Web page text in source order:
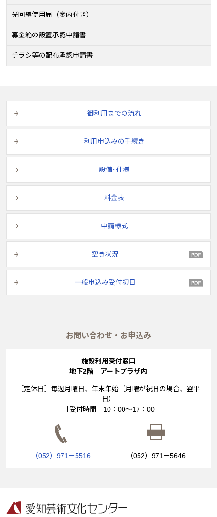
光回線使用届（案内付き）
募金箱の設置承認申請書
チラシ等の配布承認申請書
御利用までの流れ
利用申込みの手続き
設備･仕様
料金表
申請様式
空き状況
一般申込み受付初日
お問い合わせ・お申込み
施設利用受付窓口
地下2階 アートプラザ内
［定休日］毎週月曜日、年末年始（月曜が祝日の場合、翌平
日）
［受付時間］10：00～17：00
（052）971－5516 （052）971－5646